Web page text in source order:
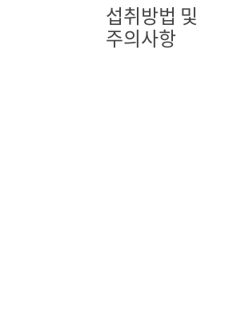
섭취방법 및
주의사항